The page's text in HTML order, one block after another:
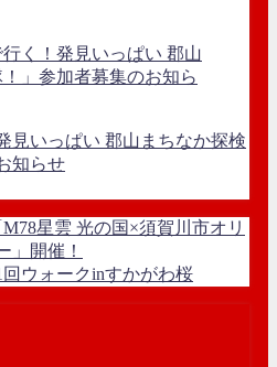
見いっぱい 郡山まちなか探検
知らせ
星雲 光の国×須賀川市オリ
」開催！
ウォークinすかがわ桜